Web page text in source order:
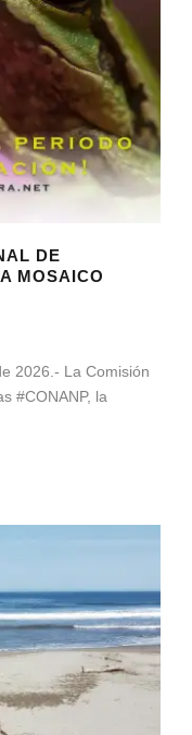
DE
MOSAICO
2026.- La Comisión
#CONANP, la